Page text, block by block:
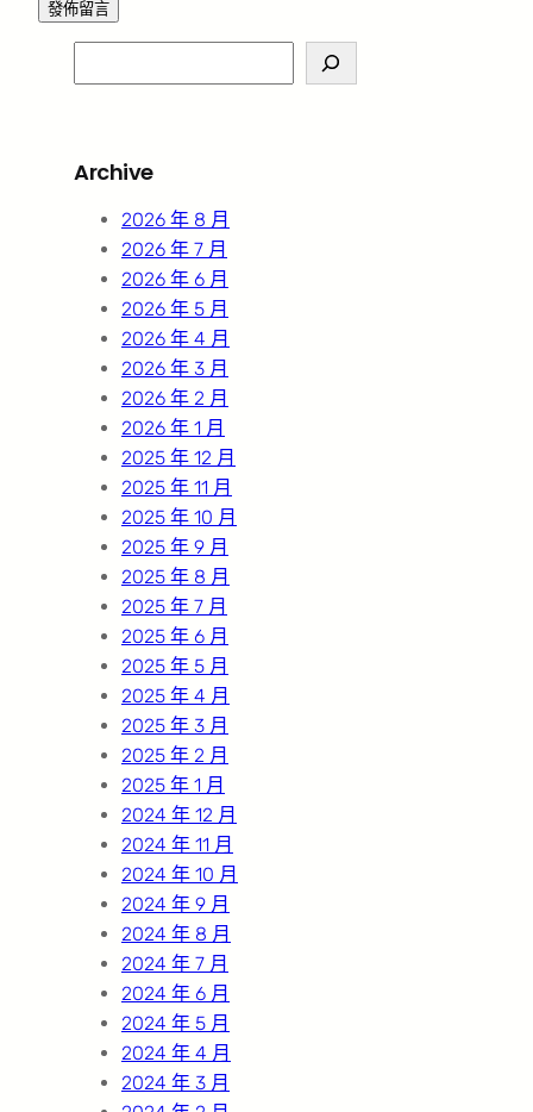
e
c
Archive
2026 年 8 月
2026 年 7 月
2026 年 6 月
2026 年 5 月
2026 年 4 月
2026 年 3 月
2026 年 2 月
2026 年 1 月
2025 年 12 月
2025 年 11 月
2025 年 10 月
2025 年 9 月
2025 年 8 月
2025 年 7 月
2025 年 6 月
2025 年 5 月
2025 年 4 月
2025 年 3 月
2025 年 2 月
2025 年 1 月
2024 年 12 月
2024 年 11 月
2024 年 10 月
2024 年 9 月
2024 年 8 月
2024 年 7 月
2024 年 6 月
2024 年 5 月
2024 年 4 月
2024 年 3 月